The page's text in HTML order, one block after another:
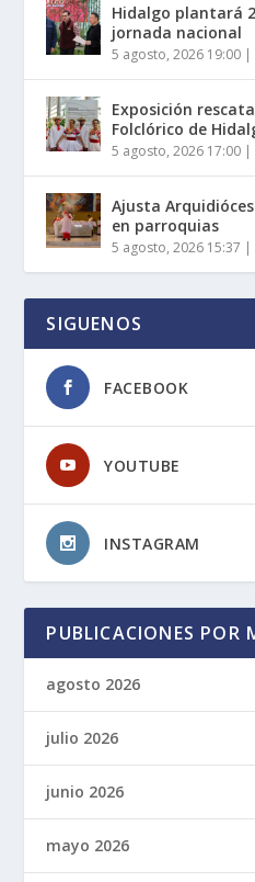
Hidalgo plantará
jornada nacional
5 agosto, 2026 19:00 |
Exposición
Folclórico de
5 agosto, 2026 17:00 |
Ajusta
en parroquias
5 agosto, 2026 15:37 |
SIGUENOS
FACEBOOK
YOUTUBE
INSTAGRAM
PUBLICACIONES POR
agosto 2026
julio 2026
junio 2026
mayo 2026